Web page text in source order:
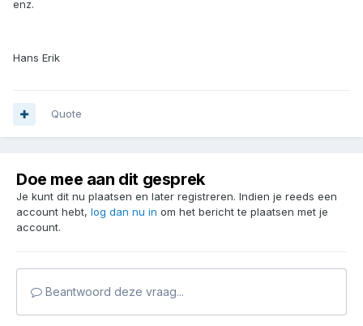
enz.
Hans Erik
Quote
Doe mee aan dit gesprek
Je kunt dit nu plaatsen en later registreren. Indien je reeds een
account hebt, log dan nu in om het bericht te plaatsen met je
account.
Beantwoord deze vraag...